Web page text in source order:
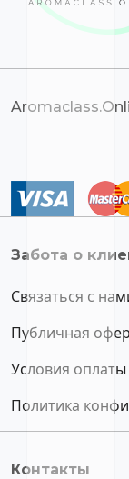
Забота о
Связаться с
Публичная
Условия оплаты
Политика
Контакты